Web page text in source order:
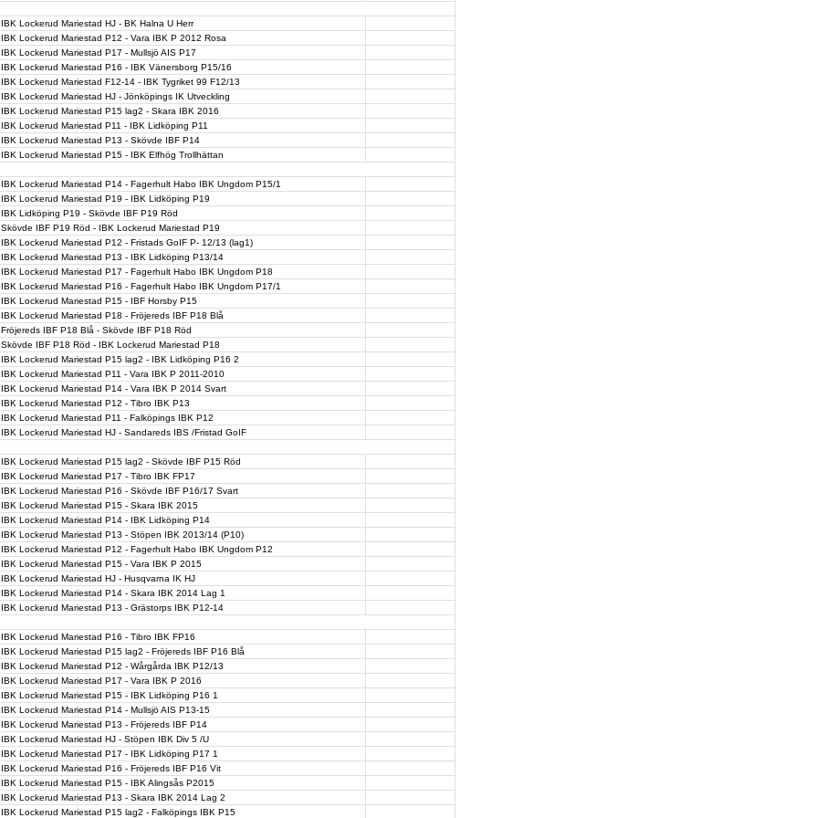
IBK Lockerud Mariestad HJ - BK Halna U Herr
IBK Lockerud Mariestad P12 - Vara IBK P 2012 Rosa
IBK Lockerud Mariestad P17 - Mullsjö AIS P17
IBK Lockerud Mariestad P16 - IBK Vänersborg P15/16
IBK Lockerud Mariestad F12-14 - IBK Tygriket 99 F12/13
IBK Lockerud Mariestad HJ - Jönköpings IK Utveckling
IBK Lockerud Mariestad P15 lag2 - Skara IBK 2016
IBK Lockerud Mariestad P11 - IBK Lidköping P11
IBK Lockerud Mariestad P13 - Skövde IBF P14
IBK Lockerud Mariestad P15 - IBK Elfhög Trollhättan
IBK Lockerud Mariestad P14 - Fagerhult Habo IBK Ungdom P15/1
IBK Lockerud Mariestad P19 - IBK Lidköping P19
IBK Lidköping P19 - Skövde IBF P19 Röd
Skövde IBF P19 Röd - IBK Lockerud Mariestad P19
IBK Lockerud Mariestad P12 - Fristads GoIF P- 12/13 (lag1)
IBK Lockerud Mariestad P13 - IBK Lidköping P13/14
IBK Lockerud Mariestad P17 - Fagerhult Habo IBK Ungdom P18
IBK Lockerud Mariestad P16 - Fagerhult Habo IBK Ungdom P17/1
IBK Lockerud Mariestad P15 - IBF Horsby P15
IBK Lockerud Mariestad P18 - Fröjereds IBF P18 Blå
Fröjereds IBF P18 Blå - Skövde IBF P18 Röd
Skövde IBF P18 Röd - IBK Lockerud Mariestad P18
IBK Lockerud Mariestad P15 lag2 - IBK Lidköping P16 2
IBK Lockerud Mariestad P11 - Vara IBK P 2011-2010
IBK Lockerud Mariestad P14 - Vara IBK P 2014 Svart
IBK Lockerud Mariestad P12 - Tibro IBK P13
IBK Lockerud Mariestad P11 - Falköpings IBK P12
IBK Lockerud Mariestad HJ - Sandareds IBS /Fristad GoIF
IBK Lockerud Mariestad P15 lag2 - Skövde IBF P15 Röd
IBK Lockerud Mariestad P17 - Tibro IBK FP17
IBK Lockerud Mariestad P16 - Skövde IBF P16/17 Svart
IBK Lockerud Mariestad P15 - Skara IBK 2015
IBK Lockerud Mariestad P14 - IBK Lidköping P14
IBK Lockerud Mariestad P13 - Stöpen IBK 2013/14 (P10)
IBK Lockerud Mariestad P12 - Fagerhult Habo IBK Ungdom P12
IBK Lockerud Mariestad P15 - Vara IBK P 2015
IBK Lockerud Mariestad HJ - Husqvarna IK HJ
IBK Lockerud Mariestad P14 - Skara IBK 2014 Lag 1
IBK Lockerud Mariestad P13 - Grästorps IBK P12-14
IBK Lockerud Mariestad P16 - Tibro IBK FP16
IBK Lockerud Mariestad P15 lag2 - Fröjereds IBF P16 Blå
IBK Lockerud Mariestad P12 - Wårgårda IBK P12/13
IBK Lockerud Mariestad P17 - Vara IBK P 2016
IBK Lockerud Mariestad P15 - IBK Lidköping P16 1
IBK Lockerud Mariestad P14 - Mullsjö AIS P13-15
IBK Lockerud Mariestad P13 - Fröjereds IBF P14
IBK Lockerud Mariestad HJ - Stöpen IBK Div 5 /U
IBK Lockerud Mariestad P17 - IBK Lidköping P17 1
IBK Lockerud Mariestad P16 - Fröjereds IBF P16 Vit
IBK Lockerud Mariestad P15 - IBK Alingsås P2015
IBK Lockerud Mariestad P13 - Skara IBK 2014 Lag 2
IBK Lockerud Mariestad P15 lag2 - Falköpings IBK P15